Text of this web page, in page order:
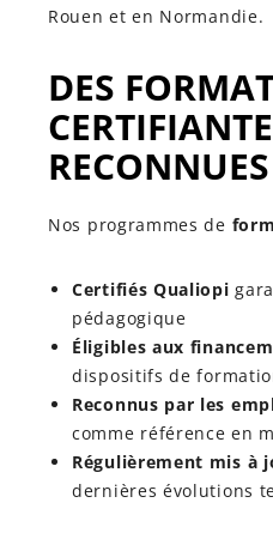
Rouen et en Normandie.
DES
RECONNUES
Nos programmes de
Certifiés Qualiopi
pédagogique
Éligibles aux
dispositifs de
Reconnus par les
comme référence en
Régulièrement mis à
dernières évolutions